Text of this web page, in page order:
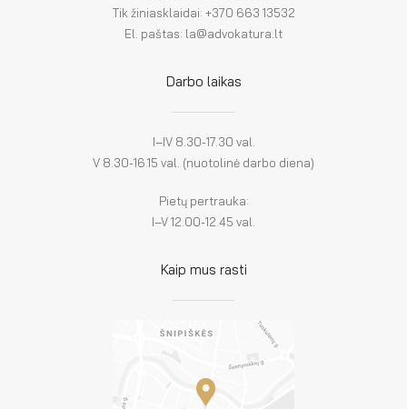
Tik žiniasklaidai: +370 663 13532
El. paštas: la@advokatura.lt
Darbo laikas
I–IV 8.30-17.30 val.
V 8.30-16.15 val. (nuotolinė darbo diena)
Pietų pertrauka:
I–V 12.00-12.45 val.
Kaip mus rasti